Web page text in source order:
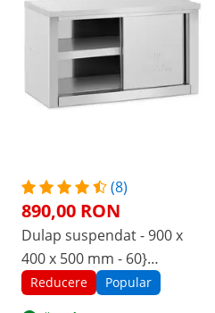
(8)
890,00 RON
Dulap suspendat - 900 x
400 x 500 mm - 60}
capacitate de încărcare kg
Reducere Popular